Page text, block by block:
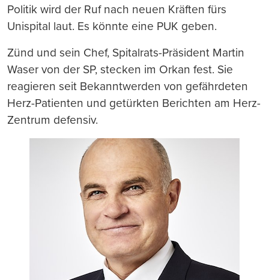
Politik wird der Ruf nach neuen Kräften fürs
Unispital laut. Es könnte eine PUK geben.
Zünd und sein Chef, Spitalrats-Präsident Martin
Waser von der SP, stecken im Orkan fest. Sie
reagieren seit Bekanntwerden von gefährdeten
Herz-Patienten und getürkten Berichten am Herz-
Zentrum defensiv.